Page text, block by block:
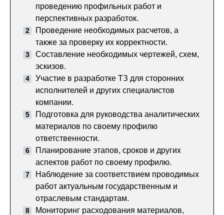
проведению профильных работ и
перспективных разработок.
Проведение необходимых расчетов, а
также за проверку их корректности.
Составление необходимых чертежей, схем,
эскизов.
Участие в разработке ТЗ для сторонних
исполнителей и других специалистов
компании.
Подготовка для руководства аналитических
материалов по своему профилю
ответственности.
Планирование этапов, сроков и других
аспектов работ по своему профилю.
Наблюдение за соответствием проводимых
работ актуальным государственным и
отраслевым стандартам.
Мониторинг расходования материалов,